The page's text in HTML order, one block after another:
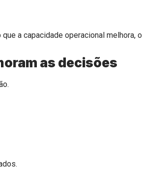
a capacidade operacional melhora, o
as decisões